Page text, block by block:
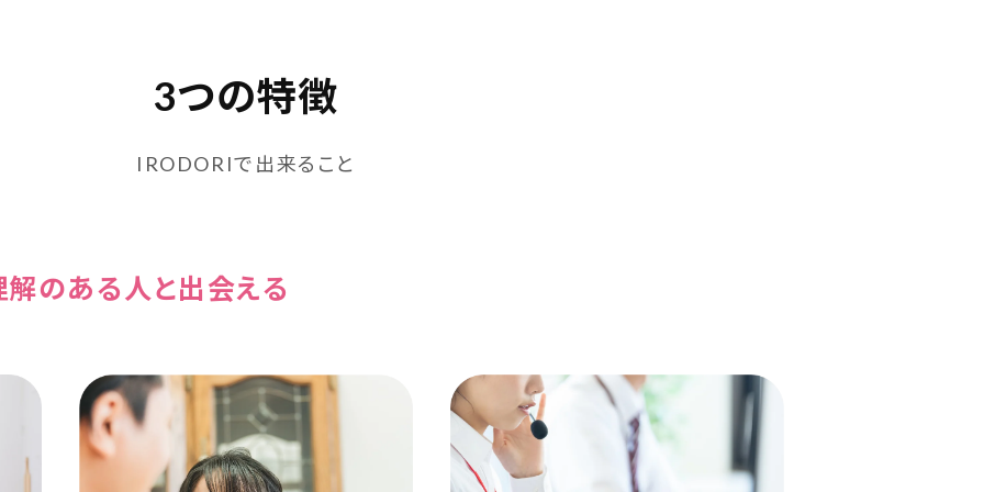
3つの特徴
IRODORIで出来ること
のある 人と出会える